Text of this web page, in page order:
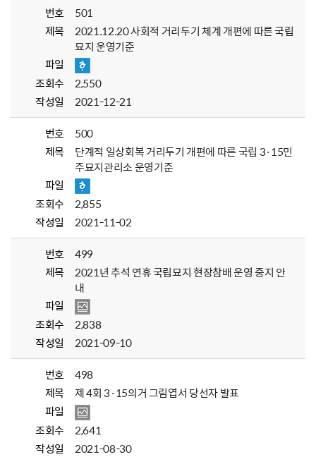
번호
501
제목
2021.12.20 사회적 거리두기 체계 개편에 따른 국립
묘지 운영기준
파일
조회수
2,550
작성일
2021-12-21
번호
500
제목
단계적 일상회복 거리두기 개편에 따른 국립 3·15민
주묘지관리소 운영기준
파일
조회수
2,855
작성일
2021-11-02
번호
499
제목
2021년 추석 연휴 국립묘지 현장참배 운영 중지 안
내
파일
조회수
2,838
작성일
2021-09-10
번호
498
제목
제 4회 3·15의거 그림엽서 당선자 발표
파일
조회수
2,641
작성일
2021-08-30